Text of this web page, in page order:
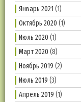
Январь 2021 (1)
Октябрь 2020 (1)
Июль 2020 (1)
Март 2020 (8)
Ноябрь 2019 (2)
Июль 2019 (3)
Апрель 2019 (1)